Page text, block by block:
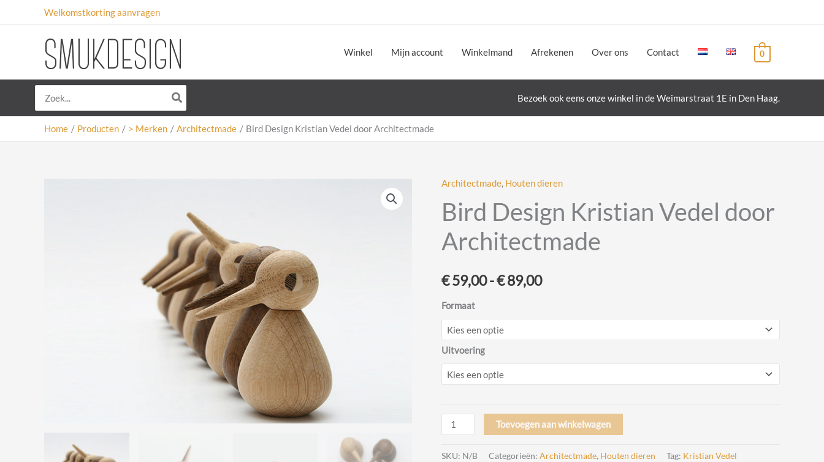
naar
Welkomstkorting aanvragen
Winkel Mijn account Winkelmand Afrekenen Over ons Contact 0
naar:
Bezoek ook eens onze winkel in de Weimarstraat 1E in Den Haag.
Home Producten > Merken Architectmade Bird Design Kristian Vedel door Architectmade
Architectmade, Houten dieren
Bird Design Kristian Vedel door
Architectmade
€59,00-€89,00Prijsklasse:
Formaat
Uitvoering
Bird
Design
Kristian
Toevoegen aan winkelwagen
SKU: N/B Categorieën: Architectmade, Houten dieren Tag: Kristian Vedel